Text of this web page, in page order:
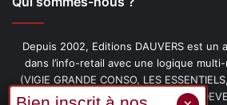
Depuis 2002, Editions DAUVERS est un
dans l’info-retail avec une logique
(VIGIE GRANDE CONSO, LES
livres (PENSER-CLIENT, IMAGE-PRIX,